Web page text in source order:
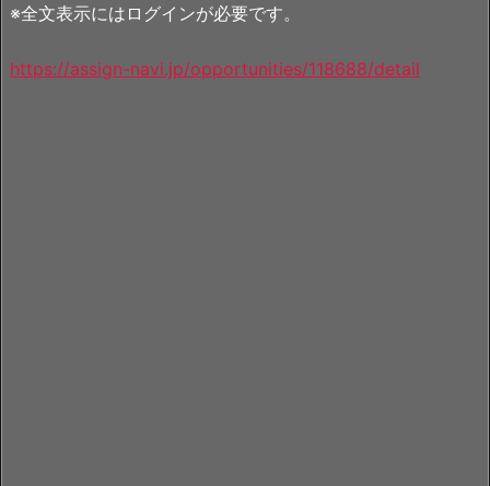
※全文表示にはログインが必要です。
https://assign-navi.jp/opportunities/118688/detail